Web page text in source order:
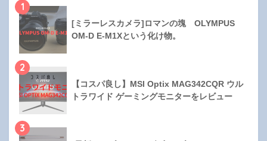
1
[ミラーレスカメラ]ロマンの塊 OLYMPUS
OM-D E-M1Xという化け物。
2
【コスパ良し】MSI Optix MAG342CQR ウル
トラワイド ゲーミングモニターをレビュー
3